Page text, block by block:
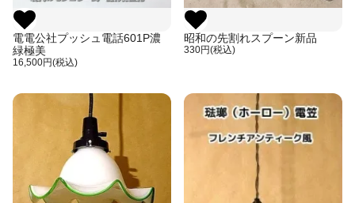
電電公社プッシュ電話601P濃
緑極美
16,500円(税込)
昭和の先割れスプーン新品
330円(税込)